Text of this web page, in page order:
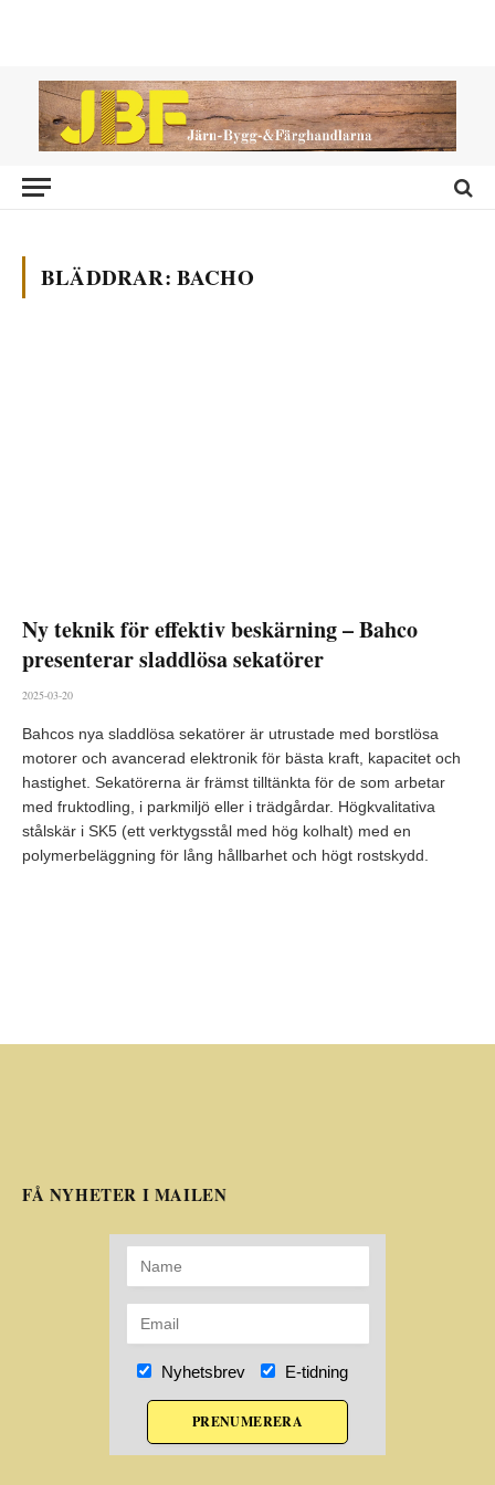
BLÄDDRAR: BACHO
Ny teknik för effektiv beskärning – Bahco
presenterar sladdlösa sekatörer
2025-03-20
Bahcos nya sladdlösa sekatörer är utrustade med borstlösa
motorer och avancerad elektronik för bästa kraft, kapacitet och
hastighet. Sekatörerna är främst tilltänkta för de som arbetar
med fruktodling, i parkmiljö eller i trädgårdar. Högkvalitativa
stålskär i SK5 (ett verktygsstål med hög kolhalt) med en
polymerbeläggning för lång hållbarhet och högt rostskydd.
FÅ NYHETER I MAILEN
Nyhetsbrev E-tidning
PRENUMERERA